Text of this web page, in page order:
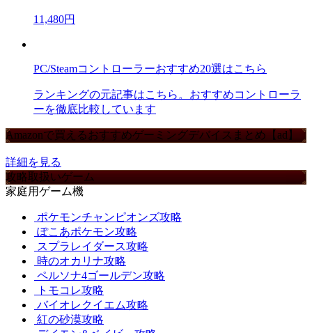
11,480円
PC/Steamコントローラーおすすめ20選はこちら
ランキングの元記事はこちら。おすすめコントローラ
ーを徹底比較しています
Amazonで買えるおすすめゲーミングデバイスまとめ【ad】
詳細を見る
攻略取扱いゲーム
家庭用ゲーム機
ポケモンチャンピオンズ攻略
ぽこあポケモン攻略
スプラレイダース攻略
時のオカリナ攻略
ペルソナ4ゴールデン攻略
トモコレ攻略
バイオレクイエム攻略
紅の砂漠攻略